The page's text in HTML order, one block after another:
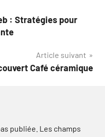
: Stratégies pour
Article suivant
Café céramique
publiée. Les champs